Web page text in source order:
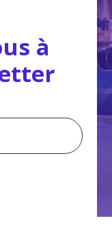
à